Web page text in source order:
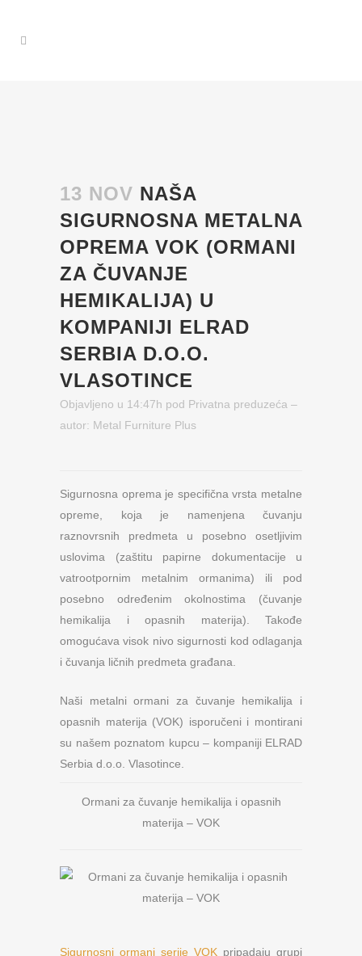
13 NOV NAŠA
SIGURNOSNA METALNA
OPREMA VOK (ORMANI
ZA ČUVANJE
HEMIKALIJA) U
KOMPANIJI ELRAD
SERBIA D.O.O.
VLASOTINCE
Objavljeno u 14:47h pod Privatna preduzeća –
autor: Metal Furniture Plus
Sigurnosna oprema je specifična vrsta metalne
opreme, koja je namenjena čuvanju
raznovrsnih predmeta u posebno osetljivim
uslovima (zaštitu papirne dokumentacije u
vatrootpornim metalnim ormanima) ili pod
posebno određenim okolnostima (čuvanje
hemikalija i opasnih materija). Takođe
omogućava visok nivo sigurnosti kod odlaganja
i čuvanja ličnih predmeta građana.
Naši metalni ormani za čuvanje hemikalija i
opasnih materija (VOK) isporučeni i montirani
su našem poznatom kupcu – kompaniji ELRAD
Serbia d.o.o. Vlasotince.
Ormani za čuvanje hemikalija i opasnih
materija – VOK
Sigurnosni ormani serije VOK pripadaju grupi